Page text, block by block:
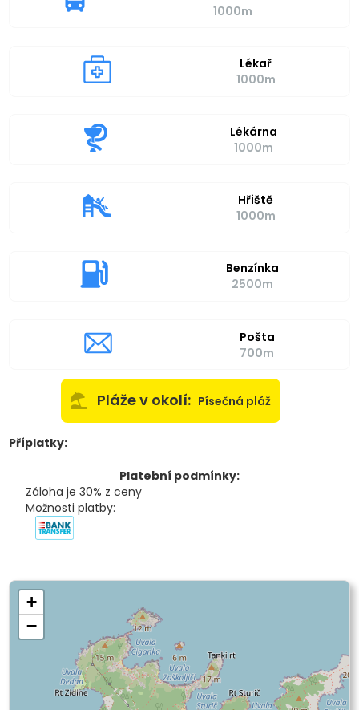
1000m
Lékař
1000m
Lékárna
1000m
Hřiště
1000m
Benzínka
2500m
Pošta
700m
Pláže v okolí: Písečná pláž
Příplatky:
Platební podmínky:
Záloha je 30% z ceny
Možnosti platby:
+
−